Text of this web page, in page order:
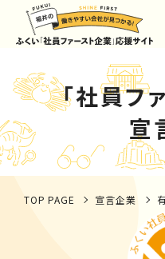
「社員フ
宣
TOP PAGE 宣言企業